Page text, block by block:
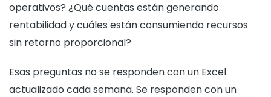
operativos? ¿Qué cuentas están generando
rentabilidad y cuáles están consumiendo recursos
sin retorno proporcional?
Esas preguntas no se responden con un Excel
actualizado cada semana. Se responden con un